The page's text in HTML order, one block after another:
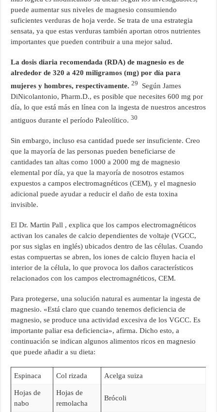
puede aumentar sus niveles de magnesio consumiendo
suficientes verduras de hoja verde. Se trata de una estrategia
sensata, ya que estas verduras también aportan otros nutrientes
importantes que pueden contribuir a una mejor salud.
La dosis diaria recomendada (RDA) de magnesio es de
alrededor de 320 a 420 miligramos (mg) por día para
mujeres y hombres, respectivamente. 29
Según James
DiNicolantonio, Pharm.D., es posible que necesites 600 mg por
día, lo que está más en línea con la ingesta de nuestros ancestros
antiguos durante el período Paleolítico.30
Sin embargo, incluso esa cantidad puede ser insuficiente. Creo
que la mayoría de las personas pueden beneficiarse de
cantidades tan altas como 1000 a 2000 mg de magnesio
elemental por día, ya que la mayoría de nosotros estamos
expuestos a campos electromagnéticos (CEM), y el magnesio
adicional puede ayudar a reducir el daño de esta toxina
invisible.
El Dr. Martin Pall , explica que los campos electromagnéticos
activan los canales de calcio dependientes de voltaje (VGCC,
por sus siglas en inglés) ubicados dentro de las células. Cuando
estas compuertas se abren, los iones de calcio fluyen hacia el
interior de la célula, lo que provoca los daños característicos
relacionados con los campos electromagnéticos, CEM.
Para protegerse, una solución natural es aumentar la ingesta de
magnesio. «Está claro que cuando tenemos deficiencia de
magnesio, se produce una actividad excesiva de los VGCC. Es
importante paliar esa deficiencia», afirma. Dicho esto, a
continuación se indican algunos alimentos ricos en magnesio
que puede añadir a su dieta:
Espinaca Col rizada Acelga suiza
Hojas de
nabo
Hojas de
remolacha
Brócoli